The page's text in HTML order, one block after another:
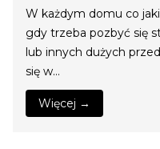
W każdym domu co
gdy trzeba pozbyć się
lub innych dużych
się w…
Więcej →